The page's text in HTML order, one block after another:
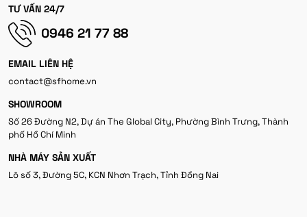
TƯ VẤN 24/7
0946 21 77 88
EMAIL LIÊN HỆ
contact@sfhome.vn
SHOWROOM
Số 26 Đường N2, Dự án The Global City, Phường Bình Trưng, Thành
phố Hồ Chí Minh
NHÀ MÁY SẢN XUẤT
Lô số 3, Đường 5C, KCN Nhơn Trạch, Tỉnh Đồng Nai